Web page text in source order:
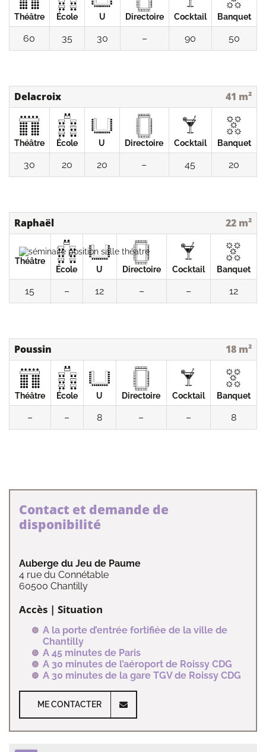
Théâtre École U Directoire Cocktail Banquet
60 35 30 – 90 50
Delacroix 41 m²
Théâtre École U Directoire Cocktail Banquet
30 20 20 – 45 20
Raphaël 22 m²
Théâtre
École
U Directoire Cocktail Banquet
15 – 12 – – 12
Poussin 18 m²
Théâtre École U Directoire Cocktail Banquet
– – 8 – – 8
Contact et demande de
disponibilité
Auberge du Jeu de Paume
4 rue du Connétable
60500 Chantilly
Accès | Situation
A la porte d’entrée fortifiée de la ville de
Chantilly
A 45 minutes de Paris
A 30 minutes de l’aéroport de Roissy CDG
A 30 minutes de la gare TGV de Roissy CDG
ME CONTACTER